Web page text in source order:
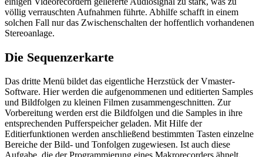
völlig verrauschten Aufnahmen führte. Abhilfe schafft in einem
solchen Fall nur das Zwischenschalten der hoffentlich vorhandenen
Stereoanlage.
Die Sequenzerkarte
Das dritte Menü bildet das eigentliche Herzstück der Vmaster-
Software. Hier werden die aufgenommenen und editierten Samples
und Bildfolgen zu kleinen Filmen zusammengeschnitten. Zur
Vorbereitung werden erst die Bildfolgen und die Samples in ihre
entsprechenden Pufferspeicher geladen. Mit Hilfe der
Editierfunktionen werden anschließend bestimmten Tasten einzelne
Bereiche der Bild- und Tonfolgen zugewiesen. Ist auch diese
Aufgabe, die der Programmierung eines Makrorecorders ähnelt,